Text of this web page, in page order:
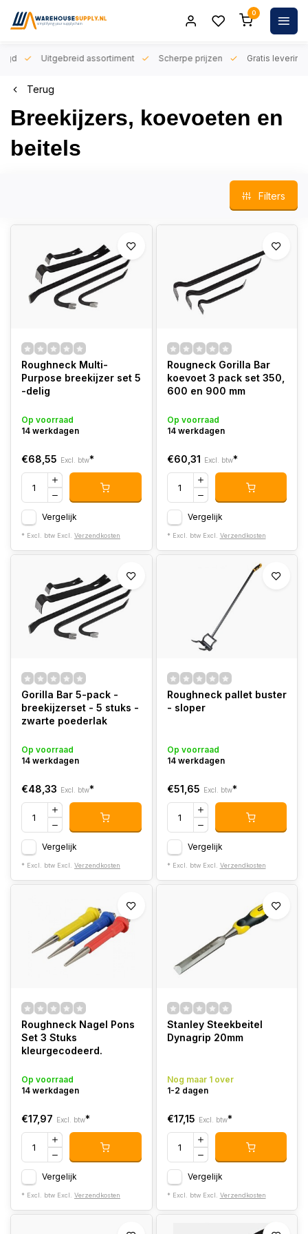
0
Uitgebreid assortiment Scherpe prijzen Gratis levering
Terug
Breekijzers, koevoeten en
beitels
Filters
Roughneck Multi-
Purpose breekijzer set 5
-delig
Op voorraad
14 werkdagen
€68,55 Excl. btw*
Vergelijk
* Excl. btw Excl. Verzendkosten
Rougneck Gorilla Bar
koevoet 3 pack set 350,
600 en 900 mm
Op voorraad
14 werkdagen
€60,31 Excl. btw*
Vergelijk
* Excl. btw Excl. Verzendkosten
Gorilla Bar 5-pack -
breekijzerset - 5 stuks -
zwarte poederlak
Op voorraad
14 werkdagen
€48,33 Excl. btw*
Vergelijk
* Excl. btw Excl. Verzendkosten
Roughneck pallet buster
- sloper
Op voorraad
14 werkdagen
€51,65 Excl. btw*
Vergelijk
* Excl. btw Excl. Verzendkosten
Roughneck Nagel Pons
Set 3 Stuks
kleurgecodeerd.
Op voorraad
14 werkdagen
€17,97 Excl. btw*
Vergelijk
* Excl. btw Excl. Verzendkosten
Stanley Steekbeitel
Dynagrip 20mm
Nog maar 1 over
1-2 dagen
€17,15 Excl. btw*
Vergelijk
* Excl. btw Excl. Verzendkosten